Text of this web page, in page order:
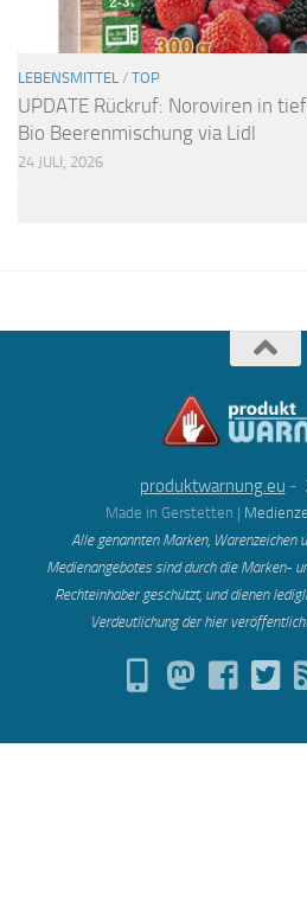
LEBENSMITTEL / TOP
UPDATE Rückruf: Noroviren in
Bio Beerenmischung via Lidl
24 JULI, 2026
produktwarnung.eu -
Made in Gerstetten |
Alle genannten Marken, Warenzeichen
Medienangebotes sind durch die Marken-
Rechteinhaber geschützt, und dienen
Verdeutlichung der hier